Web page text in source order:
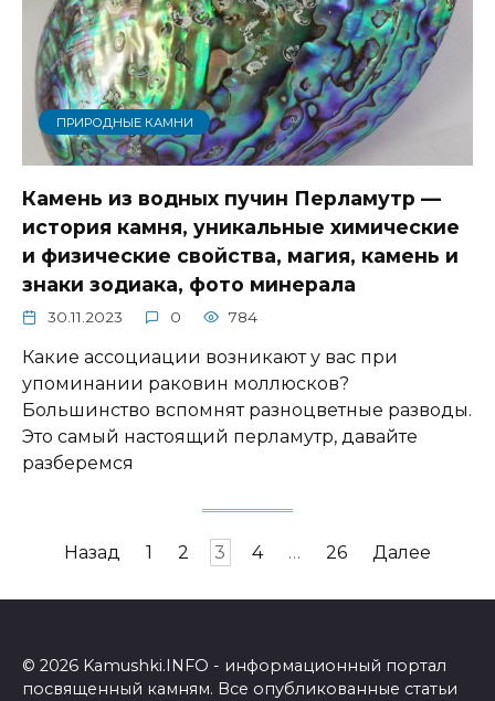
ПРИРОДНЫЕ КАМНИ
Камень из водных пучин Перламутр —
история камня, уникальные химические
и физические свойства, магия, камень и
знаки зодиака, фото минерала
30.11.2023 0 784
Какие ассоциации возникают у вас при
упоминании раковин моллюсков?
Большинство вспомнят разноцветные разводы.
Это самый настоящий перламутр, давайте
разберемся
Пагинация
Назад 1 2 3 4 … 26 Далее
© 2026 Kamushki.INFO - информационный портал
посвященный камням. Все опубликованные статьи